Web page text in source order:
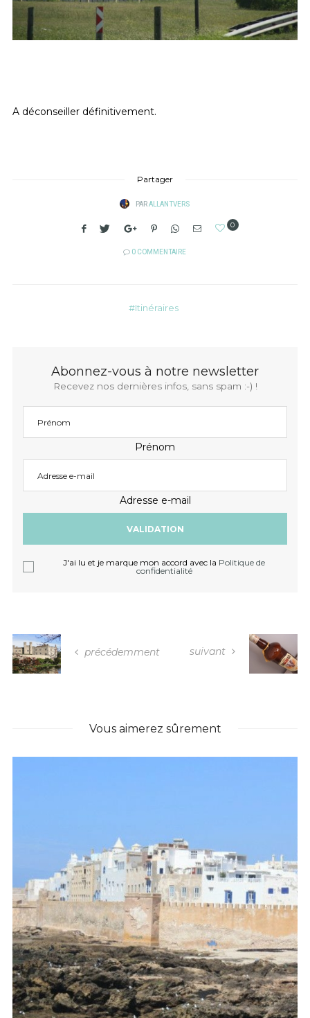
A déconseiller définitivement.
Partager
PARALLANTVERS
0
0 COMMENTAIRE
Itinéraires
Abonnez-vous à notre newsletter
Recevez nos dernières infos, sans spam :-) !
Prénom
Adresse e-mail
J'ai lu et je marque mon accord avec la Politique de
confidentialité
précédemment suivant
Vous aimerez sûrement